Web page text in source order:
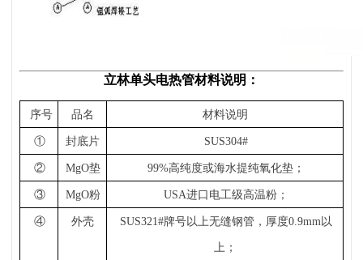
立林单头电热管材料说明：
序号 品名 材料说明
① 封底片 SUS304#
② MgO垫 99%高纯度或海水提纯氧化垫；
③ MgO粉 USA进口电工级高温粉；
④ 外壳 SUS321#牌号以上无缝钢管，厚度0.9mm以
上；